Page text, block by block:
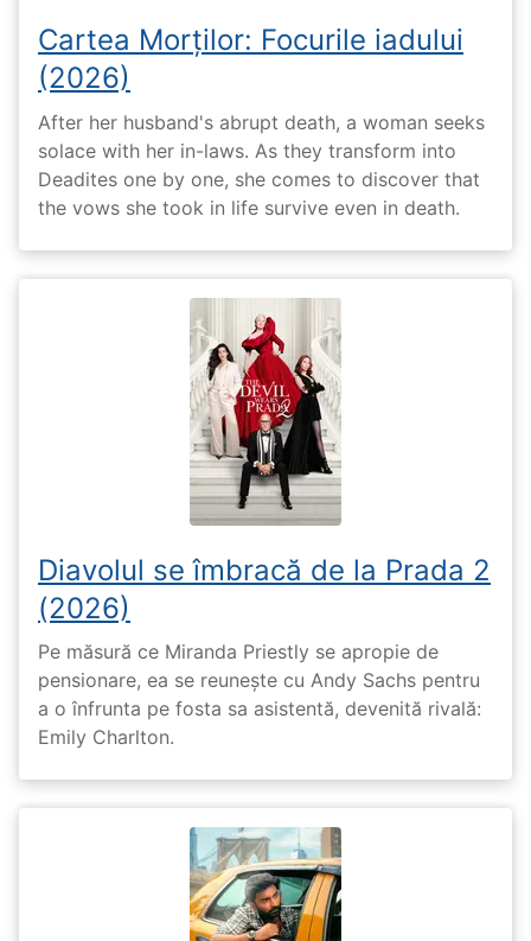
Cartea Morților: Focurile iadului
(2026)
After her husband's abrupt death, a woman seeks
solace with her in-laws. As they transform into
Deadites one by one, she comes to discover that
the vows she took in life survive even in death.
Diavolul se îmbracă de la Prada 2
(2026)
Pe măsură ce Miranda Priestly se apropie de
pensionare, ea se reunește cu Andy Sachs pentru
a o înfrunta pe fosta sa asistentă, devenită rivală:
Emily Charlton.